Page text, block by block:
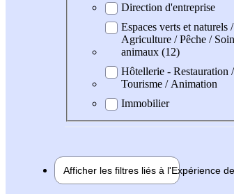
Direction d'entreprise
Espaces verts et naturels /
Agriculture / Pêche /
animaux (12)
Hôtellerie - Restauration /
Tourisme / Animation
Immobilier
Afficher les filtres liés à l'Expérience